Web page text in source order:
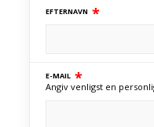
EFTERNAVN *
E-MAIL *
Angiv venligst en